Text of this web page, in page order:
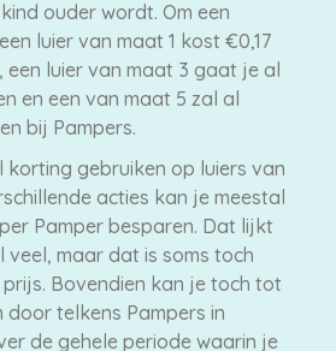
ouder wordt. Om een
luier van maat 1 kost €0,17
luier van maat 3 gaat je al
en een van maat 5 zal al
bij Pampers.
korting gebruiken op luiers van
acties kan je meestal
Pamper besparen. Dat lijkt
veel, maar dat is soms toch
Bovendien kan je toch tot
telkens Pampers in
de gehele periode waarin je